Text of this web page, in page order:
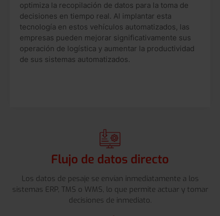
optimiza la recopilación de datos para la toma de
decisiones en tiempo real. Al implantar esta
tecnología en estos vehículos automatizados, las
empresas pueden mejorar significativamente sus
operación de logística y aumentar la productividad
de sus sistemas automatizados.
Flujo de datos directo
Los datos de pesaje se envían inmediatamente a los
sistemas ERP, TMS o WMS, lo que permite actuar y tomar
decisiones de inmediato.